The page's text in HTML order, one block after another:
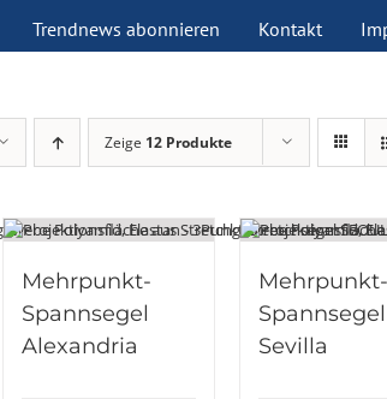
Trendnews abonnieren Kontakt
Zeige 12 Produkte
Mehrpunkt-
Spannsegel
Alexandria
Mehrpunkt-
Spannsegel
Sevilla